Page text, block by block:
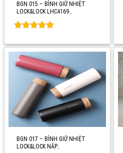
BGN 015 – BÌNH GIỮ NHIỆT
LOCK&LOCK LHC4169…
out of 5
BGN 017 – BÌNH GIỮ NHIỆT
LOCK&LOCK NẮP…